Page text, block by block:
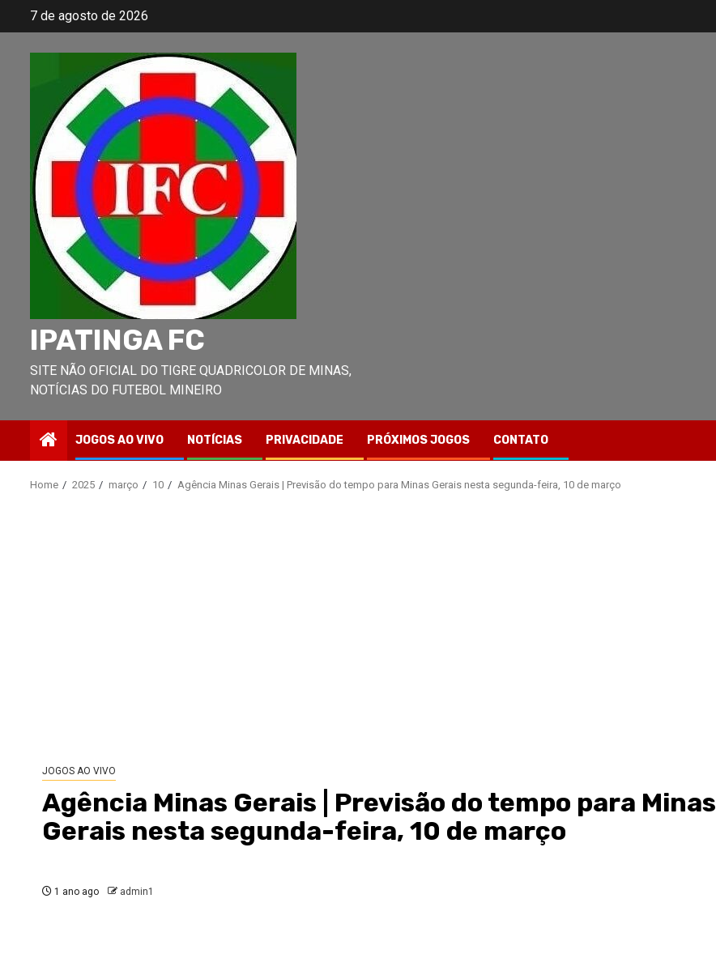
7 de agosto de 2026
IPATINGA FC
SITE NÃO OFICIAL DO TIGRE QUADRICOLOR DE MINAS,
NOTÍCIAS DO FUTEBOL MINEIRO
JOGOS AO VIVO NOTÍCIAS PRIVACIDADE PRÓXIMOS JOGOS CONTATO
Home 2025 março 10 Agência Minas Gerais | Previsão do tempo para Minas Gerais nesta segunda-feira, 10 de março
JOGOS AO VIVO
Agência Minas Gerais | Previsão do tempo para Minas
Gerais nesta segunda-feira, 10 de março
1 ano ago admin1